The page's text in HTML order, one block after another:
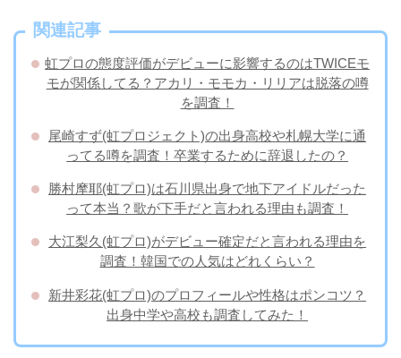
関連記事
虹プロの態度評価がデビューに影響するのはTWICEモ
モが関係してる？アカリ・モモカ・リリアは脱落の噂
を調査！
尾崎すず(虹プロジェクト)の出身高校や札幌大学に通
ってる噂を調査！卒業するために辞退したの？
勝村摩耶(虹プロ)は石川県出身で地下アイドルだった
って本当？歌が下手だと言われる理由も調査！
大江梨久(虹プロ)がデビュー確定だと言われる理由を
調査！韓国での人気はどれくらい？
新井彩花(虹プロ)のプロフィールや性格はポンコツ？
出身中学や高校も調査してみた！